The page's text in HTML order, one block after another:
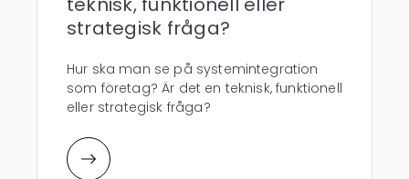
strategisk fråga?
Hur ska man se på systemintegration
som företag? Är det en teknisk, funktionell
eller strategisk fråga?